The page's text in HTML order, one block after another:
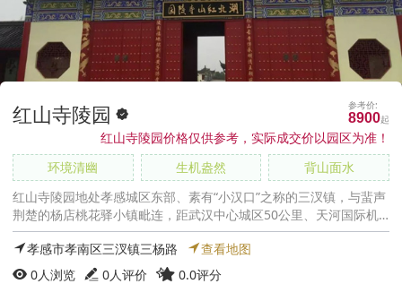
红山寺陵园 8900
红山寺陵园价格仅供参考，实际成交价以园区为准！
环境清幽
生机盎然
背山面水
红山寺陵园地处孝感城区东部、素有“小汉口”之称的三汊镇，与蜚声
荆楚的杨店桃花驿小镇毗连，距武汉中心城区50公里、天河国际机
场32公里，京珠高速与汉十高速在此互通
孝感市孝南区三汊镇三杨路
查看地图
0人浏览 0人评价
0.0评分